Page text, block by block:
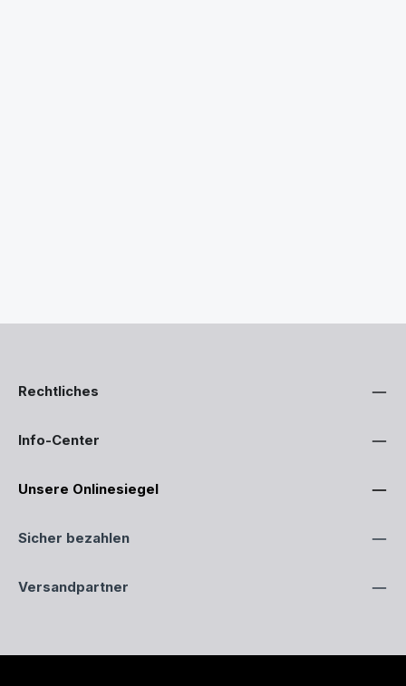
Rechtliches
Info-Center
Unsere Onlinesiegel
Sicher bezahlen
Versandpartner